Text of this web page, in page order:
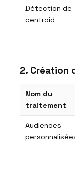
Détection de
centroid
2. Création
Nom du
traitement
Audiences